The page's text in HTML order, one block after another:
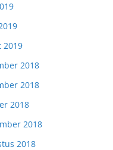
2019
2018
2018
2018
2018
2018